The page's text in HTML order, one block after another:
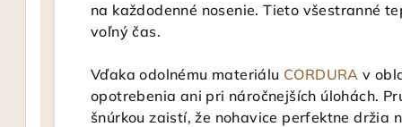
na každodenné nosenie. Tieto všestranné
voľný čas.
Vďaka odolnému materiálu CORDURA v
opotrebenia ani pri náročnejších úlohách.
šnúrkou zaistí, že nohavice perfektne držia